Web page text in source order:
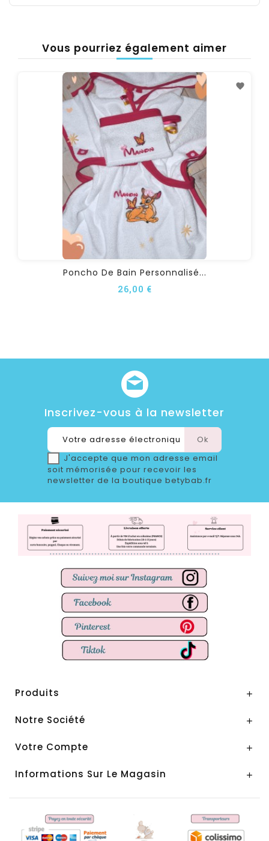
Vous pourriez également aimer
Poncho De Bain Personnalisé...
26,00 €
Inscrivez-vous à la newsletter
J'accepte que mon adresse email
soit mémorisée pour recevoir les
newsletter de la boutique betybab.fr
Produits 
Notre Société 
Votre Compte 
Informations Sur Le Magasin 